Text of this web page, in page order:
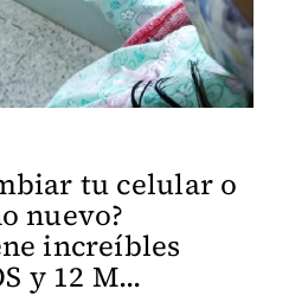
tu celular o
nuevo?
increíbles
y 12 M...